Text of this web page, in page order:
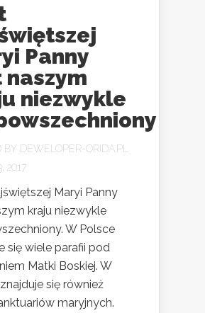
Panny
naszym
niezwykle
BY DEWELOPER-ORIDA.PL
2017
Maryi Panny
kraju niezwykle
W Polsce
się wiele parafii pod
Matki Boskiej. W
się również
maryjnych.